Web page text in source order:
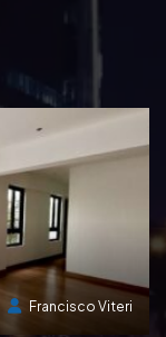
Francisco Viteri